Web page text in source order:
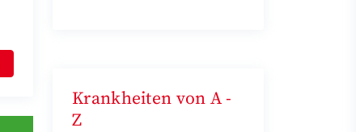
Krankheiten von A -
Z